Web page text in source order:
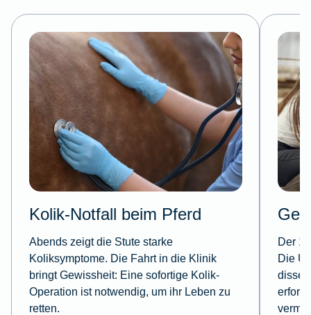
Kolik-Notfall beim Pferd
Abends zeigt die Stute starke
Koliksymptome. Die Fahrt in die Klinik
bringt Gewissheit: Eine sofortige Kolik-
Operation ist notwendig, um ihr Leben zu
retten.
Der
Die